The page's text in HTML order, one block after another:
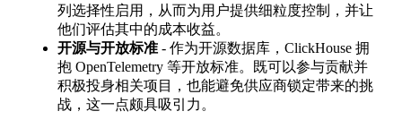
列选择性启用，从而为用户提供细粒度控制，并让
他们评估其中的成本收益。
开源与开放标准 - 作为开源数据库，ClickHouse 拥
抱 OpenTelemetry 等开放标准。既可以参与贡献并
积极投身相关项目，也能避免供应商锁定带来的挑
战，这一点颇具吸引力。